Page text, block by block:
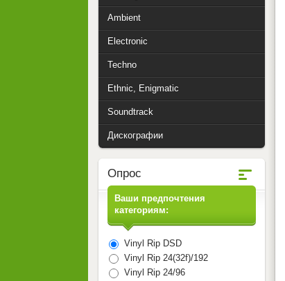
Ambient
Electronic
Techno
Ethnic, Enigmatic
Soundtrack
Дискографии
Опрос
Ваши предпочтения
категориям:
Vinyl Rip DSD
Vinyl Rip 24(32f)/192
Vinyl Rip 24/96